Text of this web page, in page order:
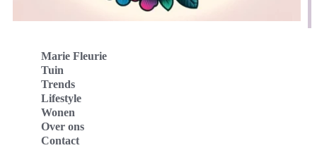
Marie Fleurie
Tuin
Trends
Lifestyle
Wonen
Over ons
Contact